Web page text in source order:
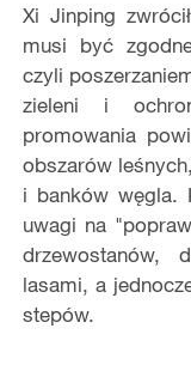
Xi Jinping
musi być
czyli
zieleni i
promowania
obszarów
i banków węgla.
uwagi na
drzewostanów,
lasami, a
stepów.